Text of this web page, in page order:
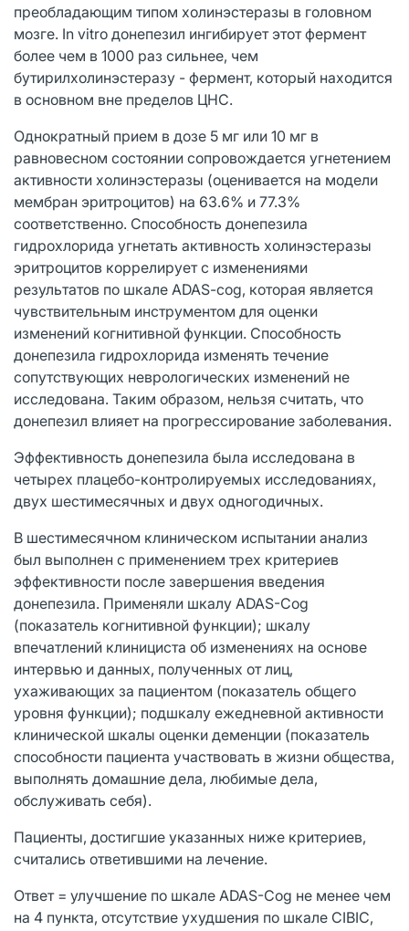
преобладающим типом холинэстеразы в головном
мозге. In vitro донепезил ингибирует этот фермент
более чем в 1000 раз сильнее, чем
бутирилхолинэстеразу - фермент, который находится
в основном вне пределов ЦНС.
Однократный прием в дозе 5 мг или 10 мг в
равновесном состоянии сопровождается угнетением
активности холинэстеразы (оценивается на модели
мембран эритроцитов) на 63.6% и 77.3%
соответственно. Способность донепезила
гидрохлорида угнетать активность холинэстеразы
эритроцитов коррелирует с изменениями
результатов по шкале ADAS-cog, которая является
чувствительным инструментом для оценки
изменений когнитивной функции. Способность
донепезила гидрохлорида изменять течение
сопутствующих неврологических изменений не
исследована. Таким образом, нельзя считать, что
донепезил влияет на прогрессирование заболевания.
Эффективность донепезила была исследована в
четырех плацебо-контролируемых исследованиях,
двух шестимесячных и двух одногодичных.
В шестимесячном клиническом испытании анализ
был выполнен с применением трех критериев
эффективности после завершения введения
донепезила. Применяли шкалу ADAS-Cog
(показатель когнитивной функции); шкалу
впечатлений клинициста об изменениях на основе
интервью и данных, полученных от лиц,
ухаживающих за пациентом (показатель общего
уровня функции); подшкалу ежедневной активности
клинической шкалы оценки деменции (показатель
способности пациента участвовать в жизни общества,
выполнять домашние дела, любимые дела,
обслуживать себя).
Пациенты, достигшие указанных ниже критериев,
считались ответившими на лечение.
Ответ = улучшение по шкале ADAS-Cog не менее чем
на 4 пункта, отсутствие ухудшения по шкале CIBIC,